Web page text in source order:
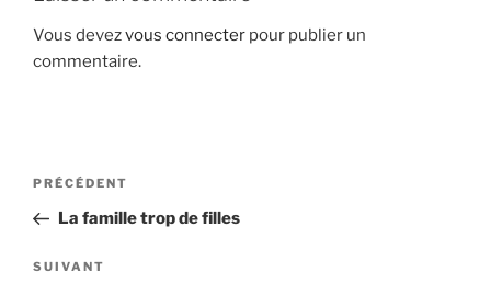
Vous devezvous connecter pour publier un
commentaire.
Navigation
l’article
Article
précédent
PRÉCÉDENT
La famille trop de filles
Article
SUIVANT